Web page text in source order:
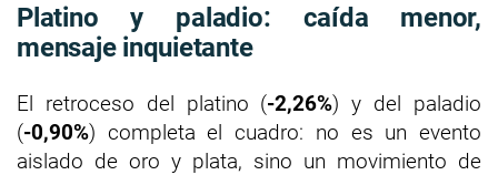
Platino y paladio: caída menor,
mensaje inquietante
El retroceso del platino (-2,26%) y del paladio
(-0,90%) completa el cuadro: no es un evento
aislado de oro y plata, sino un movimiento de